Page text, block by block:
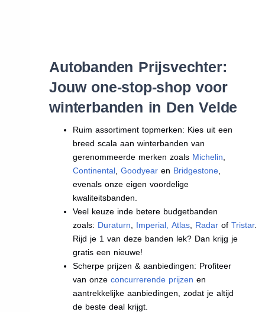
Autobanden Prijsvechter:
Jouw one-stop-shop voor
winterbanden in Den Velde
Ruim assortiment topmerken: Kies uit een
breed scala aan winterbanden van
gerenommeerde merken zoals Michelin
Continental ,Goodyear en Bridgestone
evenals onze eigen voordelige
kwaliteitsbanden.
Veel keuze inde betere budgetbanden
zoals: Duraturn Imperial Atlas Radar ofTristar.
Rijd je 1 van deze banden lek? Dan krijg je
gratis een nieuwe!
Scherpe prijzen & aanbiedingen: Profiteer
van onzeconcurrerende prijzen en
aantrekkelijke aanbiedingen, zodat je altijd
de beste deal krijgt.